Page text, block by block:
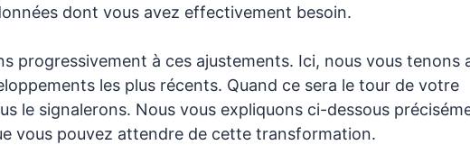
dont vous avez effectivement besoin.
progressivement à ces ajustements. Ici, nous vous tenons
les plus récents. Quand ce sera le tour de votre
le signalerons. Nous vous expliquons ci-dessous
vous pouvez attendre de cette transformation.